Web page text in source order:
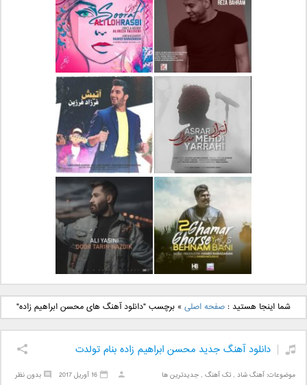
خسروی بنام مونولوگ
قربانی بنام خیال خوش
دانلود آهنگ جدید رضا
بهرام بنام نگار
دانلود آهنگ جدید علی
لهراسبی بنام صورت
دانلود آهنگ جدید مهدی
یراحی بنام اسرار
دانلود آهنگ جدید فرزاد
فرزین بنام آتیش
دانلود آهنگ جدید بهنام
بانی بنام قرص قمر 2
دانلود آهنگ جدید علی
یاسینی بنام دورترین نزدیک
شما اینجا هستید :صفحه اصلی »برچسب "دانلود آهنگ های محسن ابراهیم زاده"
دانلود آهنگ جدید محسن ابراهیم زاده بنام تولدت
موضوعات:آهنگ شاد ,تک آهنگ ,جدیدترین ها بدون نظر 16 آوریل 2017